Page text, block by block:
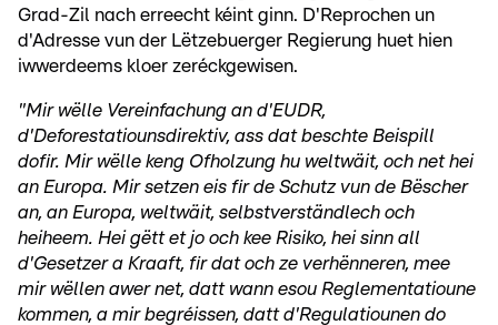
Grad-Zil nach erreecht kéint ginn. D'Reprochen un
d'Adresse vun der Lëtzebuerger Regierung huet hien
iwwerdeems kloer zeréckgewisen.
"Mir wëlle Vereinfachung an d'EUDR,
d'Deforestatiounsdirektiv, ass dat beschte Beispill
dofir. Mir wëlle keng Ofholzung hu weltwäit, och net hei
an Europa. Mir setzen eis fir de Schutz vun de Bëscher
an, an Europa, weltwäit, selbstverständlech och
heiheem. Hei gëtt et jo och kee Risiko, hei sinn all
d'Gesetzer a Kraaft, fir dat och ze verhënneren, mee
mir wëllen awer net, datt wann esou Reglementatioune
kommen, a mir begréissen, datt d'Regulatiounen do